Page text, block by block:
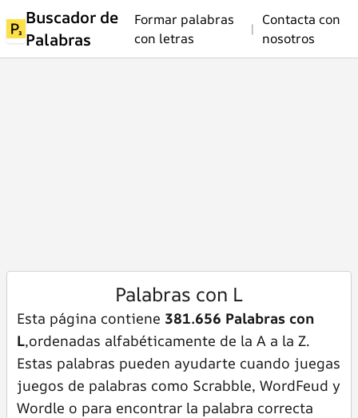
Buscador de
Palabras
Formar palabras
con letras
|
Contacta con
nosotros
Palabras con L
Esta página contiene 381.656 Palabras con
L,ordenadas alfabéticamente de la A a la Z.
Estas palabras pueden ayudarte cuando juegas
juegos de palabras como Scrabble, WordFeud y
Wordle o para encontrar la palabra correcta